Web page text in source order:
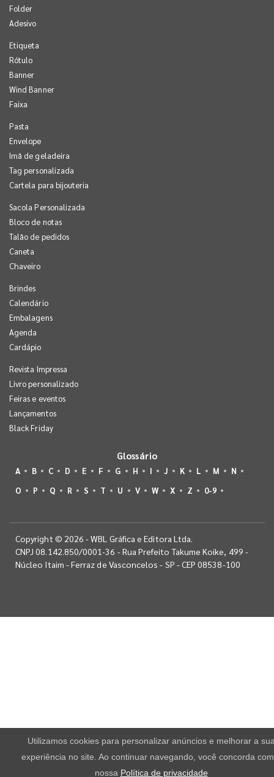
Folder
Adesivo
Etiqueta
Rótulo
Banner
Wind Banner
Faixa
Pasta
Envelope
Imã de geladeira
Tag personalizada
Cartela para bijouteria
Sacola Personalizada
Bloco de notas
Talão de pedidos
Caneta
Chaveiro
Brindes
Calendário
Embalagens
Agenda
Cardápio
Revista Impressa
Livro personalizado
Feiras e eventos
Lançamentos
Black Friday
Glossário
A B C D E F G H I J K L M
N
O
P Q R S T U V W X Z 0-9
Copyright © 2026 - WBL Gráfica e Editora Ltda.
CNPJ 08.142.850/0001-36 - Rua Prefeito Takume Koike, 499 -
Núcleo Itaim - Ferraz de Vasconcelos - SP - CEP 08538-100
Utilizamos cookies para personalizar anúncios e melhorar a
experiência no site. Ao continuar navegando, você concorda
nossa Política de privacidade